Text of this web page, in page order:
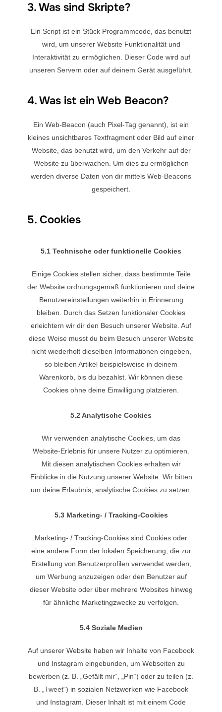
3. Was sind Skripte?
Ein Script ist ein Stück Programmcode, das benutzt
wird, um unserer Website Funktionalität und
Interaktivität zu ermöglichen. Dieser Code wird auf
unseren Servern oder auf deinem Gerät ausgeführt.
4. Was ist ein Web Beacon?
Ein Web-Beacon (auch Pixel-Tag genannt), ist ein
kleines unsichtbares Textfragment oder Bild auf einer
Website, das benutzt wird, um den Verkehr auf der
Website zu überwachen. Um dies zu ermöglichen
werden diverse Daten von dir mittels Web-Beacons
gespeichert.
5. Cookies
5.1 Technische oder funktionelle Cookies
Einige Cookies stellen sicher, dass bestimmte Teile
der Website ordnungsgemäß funktionieren und deine
Benutzereinstellungen weiterhin in Erinnerung
bleiben. Durch das Setzen funktionaler Cookies
erleichtern wir dir den Besuch unserer Website. Auf
diese Weise musst du beim Besuch unserer Website
nicht wiederholt dieselben Informationen eingeben,
so bleiben Artikel beispielsweise in deinem
Warenkorb, bis du bezahlst. Wir können diese
Cookies ohne deine Einwilligung platzieren.
5.2 Analytische Cookies
Wir verwenden analytische Cookies, um das
Website-Erlebnis für unsere Nutzer zu optimieren.
Mit diesen analytischen Cookies erhalten wir
Einblicke in die Nutzung unserer Website. Wir bitten
um deine Erlaubnis, analytische Cookies zu setzen.
5.3 Marketing- / Tracking-Cookies
Marketing- / Tracking-Cookies sind Cookies oder
eine andere Form der lokalen Speicherung, die zur
Erstellung von Benutzerprofilen verwendet werden,
um Werbung anzuzeigen oder den Benutzer auf
dieser Website oder über mehrere Websites hinweg
für ähnliche Marketingzwecke zu verfolgen.
5.4 Soziale Medien
Auf unserer Website haben wir Inhalte von Facebook
und Instagram eingebunden, um Webseiten zu
bewerben (z. B. „Gefällt mir“, „Pin“) oder zu teilen (z.
B. „Tweet“) in sozialen Netzwerken wie Facebook
und Instagram. Dieser Inhalt ist mit einem Code